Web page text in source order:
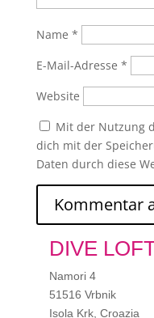
Name *
E-Mail-Adresse *
Website
Mit der Nutzung
dich mit der
Daten durch diese
DIVE
Namori 4
51516 Vrbnik
Isola Krk, Croazia